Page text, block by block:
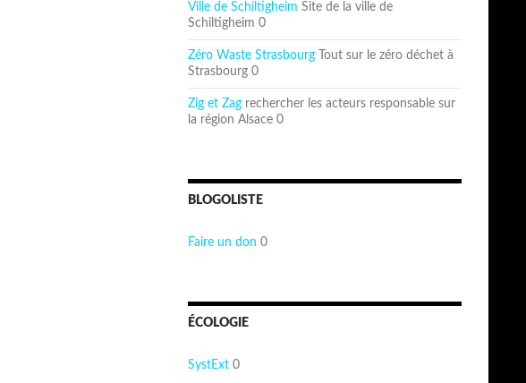
Ville de Schiltigheim Site de la ville de
Schiltigheim 0
Zéro Waste Strasbourg Tout sur le zéro déchet à
Strasbourg 0
Zig et Zag rechercher les acteurs responsable sur
la région Alsace 0
BLOGOLISTE
Faire un don 0
ÉCOLOGIE
SystExt 0